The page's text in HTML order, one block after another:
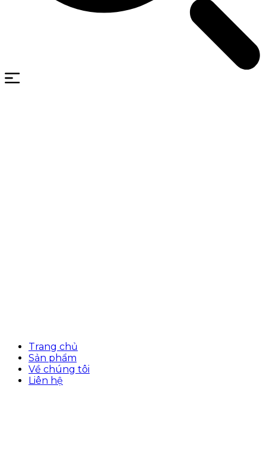
Trang chủ
Sản phẩm
Về chúng tôi
Liên hệ